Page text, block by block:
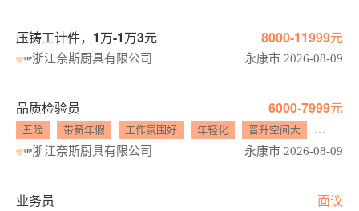
压铸工计件，1万-1万3元 8000-11999元
浙江奈斯厨具有限公司 永康市 2026-08-09
品质检验员 6000-7999元
五险 带薪年假 工作氛围好 年轻化 晋升空间大 年终奖
浙江奈斯厨具有限公司 永康市 2026-08-09
业务员 面议